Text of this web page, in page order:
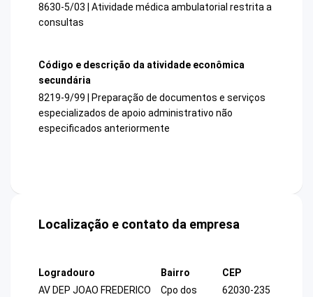
8630-5/03 | Atividade médica ambulatorial restrita a
consultas
Código e descrição da atividade econômica
secundária
8219-9/99 | Preparação de documentos e serviços
especializados de apoio administrativo não
especificados anteriormente
Localização e contato da empresa
Logradouro
AV DEP JOAO FREDERICO
Bairro
Cpo dos
CEP
62030-235